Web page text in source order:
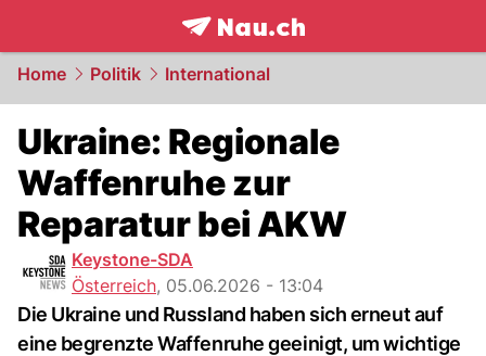
frontpage.NAU.ch
Home Politik International
Ukraine: Regionale
Waffenruhe zur
Reparatur bei AKW
Keystone-SDA
Österreich, 05.06.2026 - 13:04
Die Ukraine und Russland haben sich erneut auf
eine begrenzte Waffenruhe geeinigt, um wichtige